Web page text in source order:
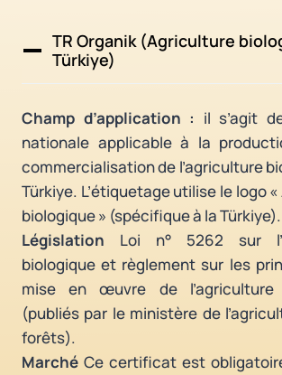
TR Organik (Agriculture
Türkiye)
Champ d’application : il s’agit
nationale applicable à la
commercialisation de l’agriculture
Türkiye. L’étiquetage utilise le logo
biologique » (spécifique à la Türkiye).
Législation Loi n° 5262 sur
biologique et règlement sur les
mise en œuvre de l’agriculture
(publiés par le ministère de
forêts).
Marché Ce certificat est